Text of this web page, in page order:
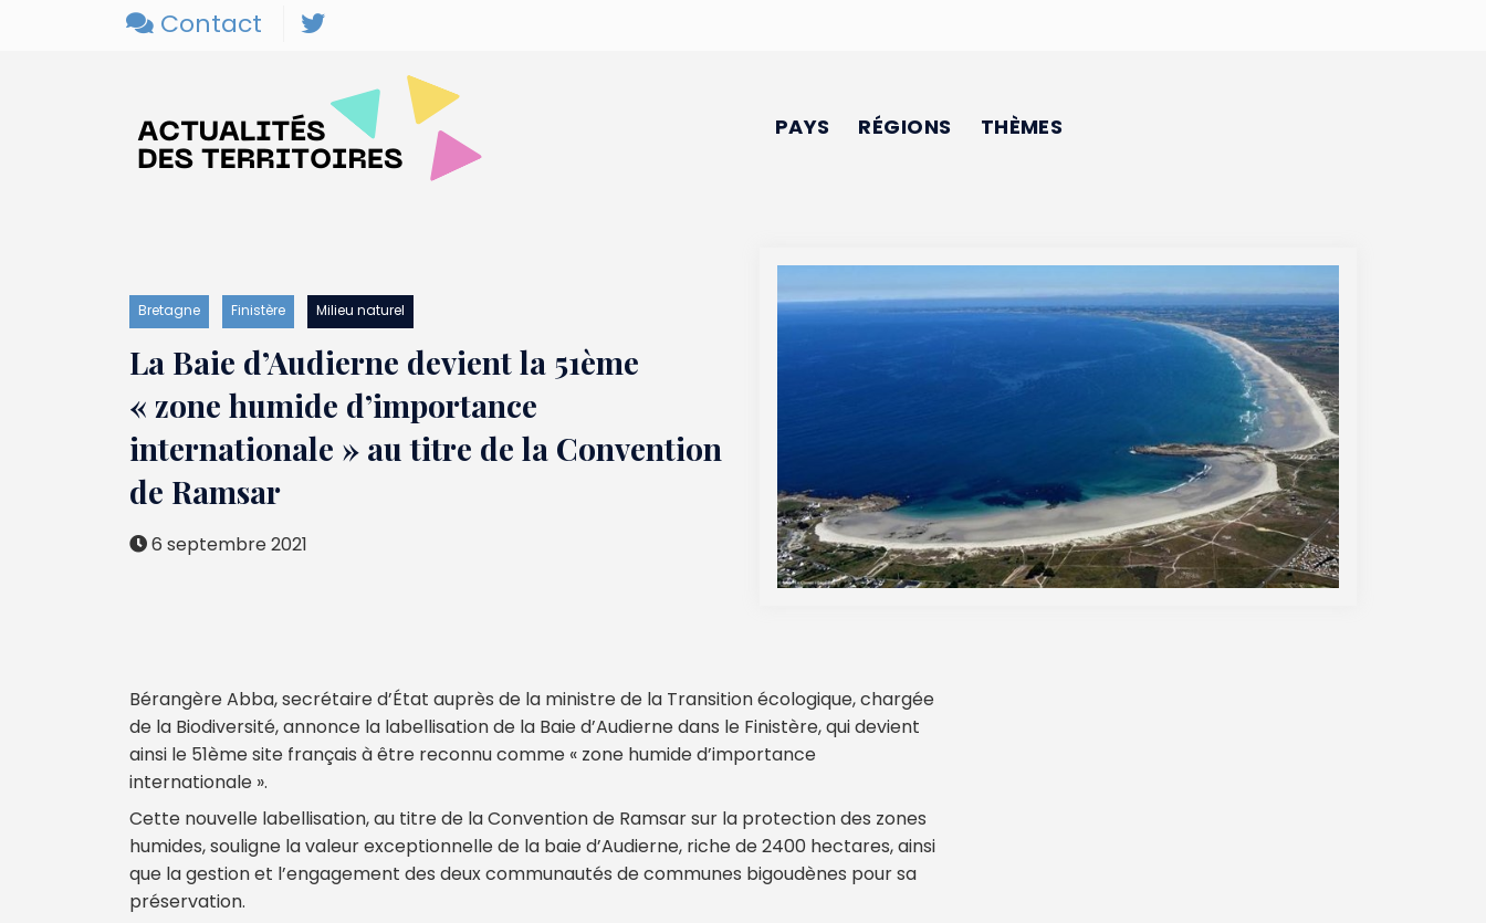
Contact
PAYS RÉGIONS THÈMES
Bretagne Finistère Milieu naturel
La Baie d’Audierne devient la 51ème
« zone humide d’importance
internationale » au titre de la Convention
de Ramsar
6 septembre 2021
Bérangère Abba, secrétaire d’État auprès de la ministre de la Transition écologique, chargée
de la Biodiversité, annonce la labellisation de la Baie d’Audierne dans le Finistère, qui devient
ainsi le 51ème site français à être reconnu comme « zone humide d’importance
internationale ».
Cette nouvelle labellisation, au titre de la Convention de Ramsar sur la protection des zones
humides, souligne la valeur exceptionnelle de la baie d’Audierne, riche de 2400 hectares, ainsi
que la gestion et l’engagement des deux communautés de communes bigoudènes pour sa
préservation.